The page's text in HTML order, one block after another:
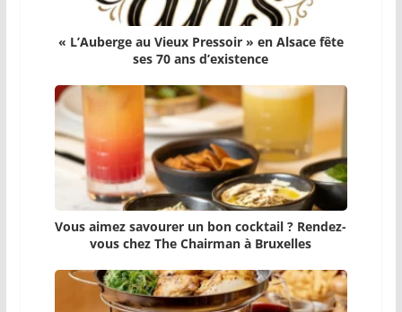
« L’Auberge au Vieux Pressoir » en Alsace fête
ses 70 ans d’existence
Vous aimez savourer un bon cocktail ? Rendez-
vous chez The Chairman à Bruxelles